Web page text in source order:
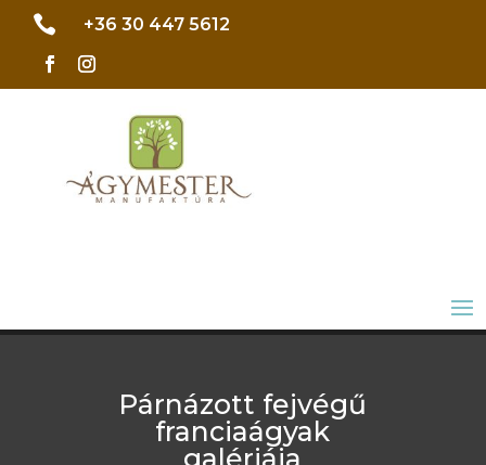
 +36 30 447 5612
Párnázott fejvégű
franciaágyak